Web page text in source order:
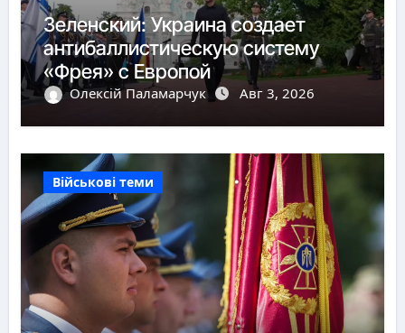
Зеленский: Украина создает
антибаллистическую систему
«Фрея» с Европой
Олексій Паламарчук Авг 3, 2026
Військові теми